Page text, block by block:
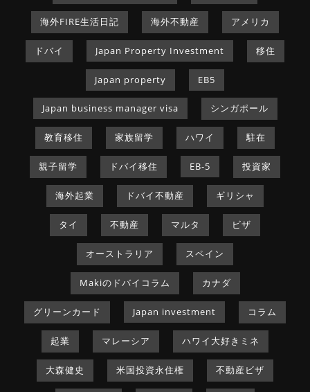
海外FIRE生活日記 海外不動産 アメリカ
ドバイ Japan Property Investment 移住
Japan property EB5
Japan business manager visa シンガポール
教育移住 家族留学 ハワイ 駐在
親子留学 ドバイ移住 EB-5 投資家
海外起業 ドバイ不動産 ギリシャ
タイ 不動産 マルタ ビザ
オーストラリア スペイン
Makiのドバイコラム カナダ
グリーンカード Japan investment コラム
起業 マレーシア ハワイ大好きミネ
大森健史 米国投資永住権 不動産ビザ